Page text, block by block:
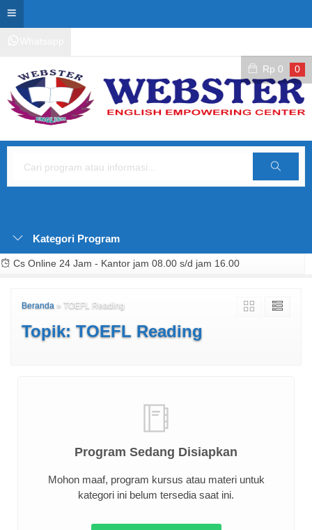
Rp 0 0
Cari
Kategori Program
Cs Online 24 Jam - Kantor jam 08.00 s/d jam 16.00
Beranda » TOEFL Reading
Topik: TOEFL Reading
Program Sedang Disiapkan
Mohon maaf, program kursus atau materi untuk
kategori ini belum tersedia saat ini.